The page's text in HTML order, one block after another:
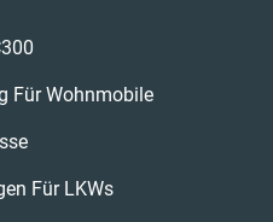
Für Wohnmobile
Für LKWs